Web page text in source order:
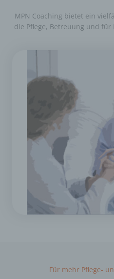
MPN Coaching bietet ein
die Pflege, Betreuung und für
Für mehr Pflege-